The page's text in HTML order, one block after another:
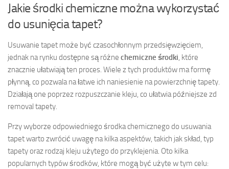
Jakie środki chemiczne można wykorzystać
do usunięcia tapet?
Usuwanie tapet może być czasochłonnym przedsięwzięciem,
jednak na rynku dostępne są różne chemiczne środki, które
znacznie ułatwiają ten proces. Wiele z tych produktów ma formę
płynną, co pozwala na łatwe ich naniesienie na powierzchnię tapety.
Działają one poprzez rozpuszczanie kleju, co ułatwia późniejsze zd
removal tapety.
Przy wyborze odpowiedniego środka chemicznego do usuwania
tapet warto zwrócić uwagę na kilka aspektów, takich jak skład, typ
tapety oraz rodzaj kleju użytego do przyklejenia. Oto kilka
popularnych typów środków, które mogą być użyte w tym celu: